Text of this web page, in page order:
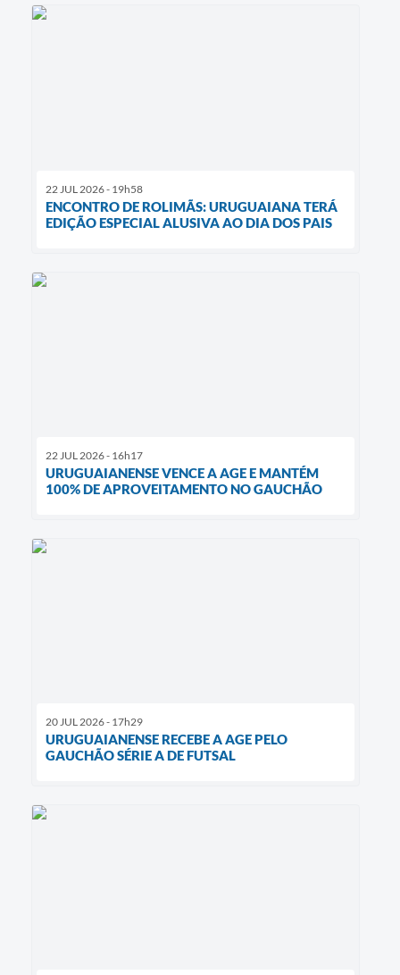
22 JUL 2026 - 19h58
ENCONTRO DE ROLIMÃS: URUGUAIANA TERÁ
EDIÇÃO ESPECIAL ALUSIVA AO DIA DOS PAIS
22 JUL 2026 - 16h17
URUGUAIANENSE VENCE A AGE E MANTÉM
100% DE APROVEITAMENTO NO GAUCHÃO
20 JUL 2026 - 17h29
URUGUAIANENSE RECEBE A AGE PELO
GAUCHÃO SÉRIE A DE FUTSAL